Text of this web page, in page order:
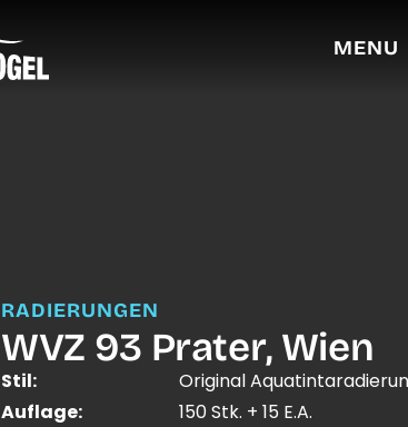
MENU
RADIERUNGEN
WVZ 93 Prater, Wien
Stil:
Original
Auflage:
150 Stk. + 15 E.A.